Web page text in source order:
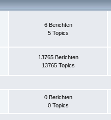
6 Berichten
5 Topics
13765 Berichten
13765 Topics
0 Berichten
0 Topics